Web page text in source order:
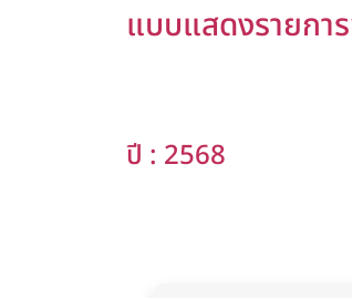
แบบแสดงรายกา
ปี : 2568